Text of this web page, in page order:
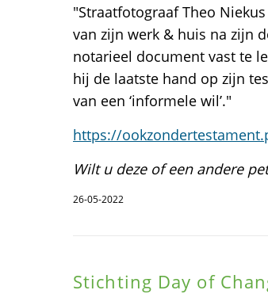
"Straatfotograaf Theo
van zijn werk & huis na zijn
notarieel document vast te
hij de laatste hand op zijn
van een ‘informele wil’."
https://
Wilt u deze of een andere
26-05-2022
Stichting Day of